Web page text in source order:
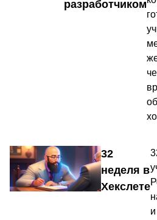
разработчиком
32
неделя в
Хекслете
и